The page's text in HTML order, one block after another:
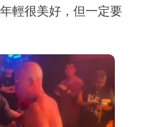
輕很美好，但一定要